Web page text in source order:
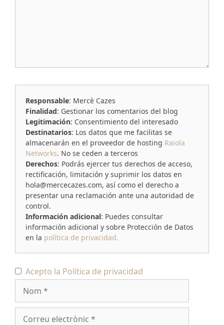
Responsable: Mercè Cazes
Finalidad: Gestionar los comentarios del blog
Legitimación: Consentimiento del interesado
Destinatarios: Los datos que me facilitas se
almacenarán en el proveedor de hosting Raiola
Networks. No se ceden a terceros
Derechos: Podrás ejercer tus derechos de acceso,
rectificación, limitación y suprimir los datos en
hola@mercecazes.com, así como el derecho a
presentar una reclamación ante una autoridad de
control.
Información adicional: Puedes consultar
información adicional y sobre Protección de Datos
en la política de privacidad.
Acepto la Política de privacidad